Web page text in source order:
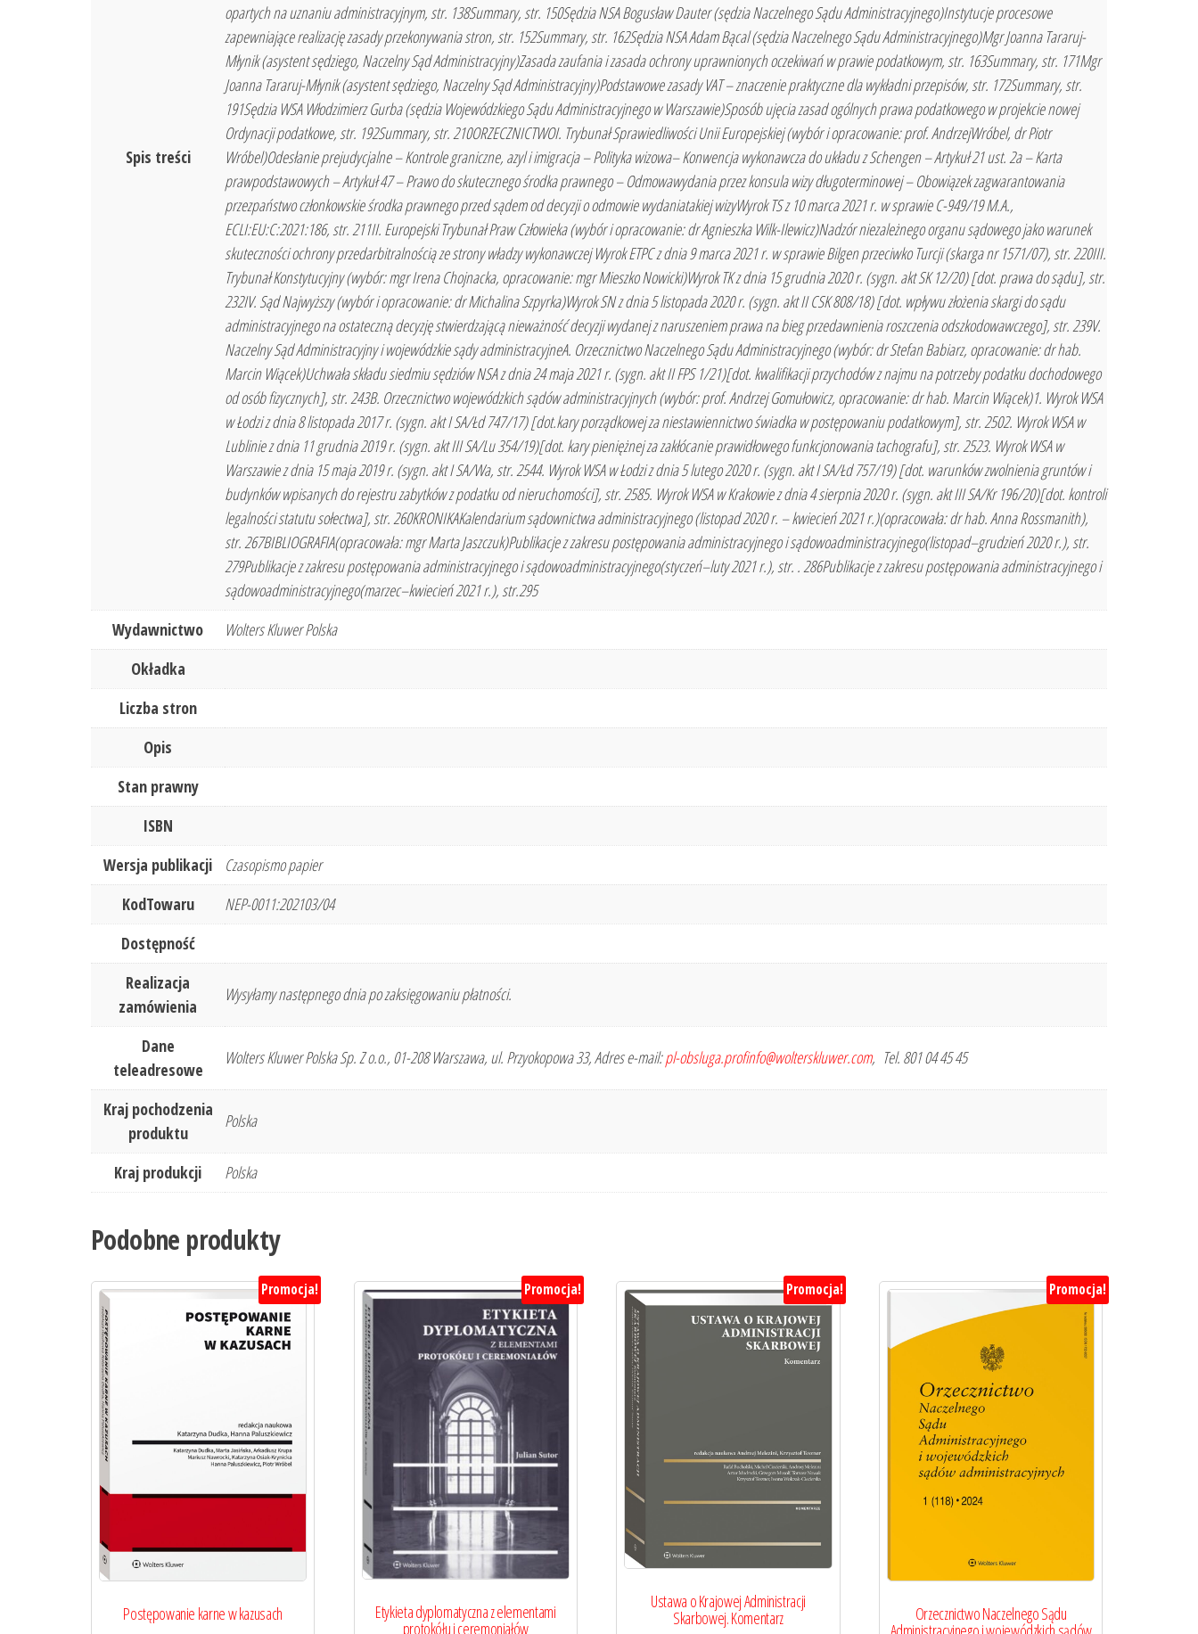
Spis treści
opartych na uznaniu administracyjnym, str. 138Summary, str. 150Sędzia NSA Bogusław Dauter (sędzia Naczelnego Sądu Administracyjnego)Instytucje procesowe
zapewniające realizację zasady przekonywania stron, str. 152Summary, str. 162Sędzia NSA Adam Bącal (sędzia Naczelnego Sądu Administracyjnego)Mgr Joanna Tararuj-
Młynik (asystent sędziego, Naczelny Sąd Administracyjny)Zasada zaufania i zasada ochrony uprawnionych oczekiwań w prawie podatkowym, str. 163Summary, str. 171Mgr
Joanna Tararuj-Młynik (asystent sędziego, Naczelny Sąd Administracyjny)Podstawowe zasady VAT – znaczenie praktyczne dla wykładni przepisów, str. 172Summary, str.
191Sędzia WSA Włodzimierz Gurba (sędzia Wojewódzkiego Sądu Administracyjnego w Warszawie)Sposób ujęcia zasad ogólnych prawa podatkowego w projekcie nowej
Ordynacji podatkowe, str. 192Summary, str. 210ORZECZNICTWOI. Trybunał Sprawiedliwości Unii Europejskiej (wybór i opracowanie: prof. AndrzejWróbel, dr Piotr
Wróbel)Odesłanie prejudycjalne – Kontrole graniczne, azyl i imigracja – Polityka wizowa– Konwencja wykonawcza do układu z Schengen – Artykuł 21 ust. 2a – Karta
prawpodstawowych – Artykuł 47 – Prawo do skutecznego środka prawnego – Odmowawydania przez konsula wizy długoterminowej – Obowiązek zagwarantowania
przezpaństwo członkowskie środka prawnego przed sądem od decyzji o odmowie wydaniatakiej wizyWyrok TS z 10 marca 2021 r. w sprawie C-949/19 M.A.,
ECLI:EU:C:2021:186, str. 211II. Europejski Trybunał Praw Człowieka (wybór i opracowanie: dr Agnieszka Wilk-Ilewicz)Nadzór niezależnego organu sądowego jako warunek
skuteczności ochrony przedarbitralnością ze strony władzy wykonawczej Wyrok ETPC z dnia 9 marca 2021 r. w sprawie Bilgen przeciwko Turcji (skarga nr 1571/07), str. 220III.
Trybunał Konstytucyjny (wybór: mgr Irena Chojnacka, opracowanie: mgr Mieszko Nowicki)Wyrok TK z dnia 15 grudnia 2020 r. (sygn. akt SK 12/20) [dot. prawa do sądu], str.
232IV. Sąd Najwyższy (wybór i opracowanie: dr Michalina Szpyrka)Wyrok SN z dnia 5 listopada 2020 r. (sygn. akt II CSK 808/18) [dot. wpływu złożenia skargi do sądu
administracyjnego na ostateczną decyzję stwierdzającą nieważność decyzji wydanej z naruszeniem prawa na bieg przedawnienia roszczenia odszkodowawczego], str. 239V.
Naczelny Sąd Administracyjny i wojewódzkie sądy administracyjneA. Orzecznictwo Naczelnego Sądu Administracyjnego (wybór: dr Stefan Babiarz, opracowanie: dr hab.
Marcin Wiącek)Uchwała składu siedmiu sędziów NSA z dnia 24 maja 2021 r. (sygn. akt II FPS 1/21)[dot. kwalifikacji przychodów z najmu na potrzeby podatku dochodowego
od osób fizycznych], str. 243B. Orzecznictwo wojewódzkich sądów administracyjnych (wybór: prof. Andrzej Gomułowicz, opracowanie: dr hab. Marcin Wiącek)1. Wyrok WSA
w Łodzi z dnia 8 listopada 2017 r. (sygn. akt I SA/Łd 747/17) [dot.kary porządkowej za niestawiennictwo świadka w postępowaniu podatkowym], str. 2502. Wyrok WSA w
Lublinie z dnia 11 grudnia 2019 r. (sygn. akt III SA/Lu 354/19)[dot. kary pieniężnej za zakłócanie prawidłowego funkcjonowania tachografu], str. 2523. Wyrok WSA w
Warszawie z dnia 15 maja 2019 r. (sygn. akt I SA/Wa, str. 2544. Wyrok WSA w Łodzi z dnia 5 lutego 2020 r. (sygn. akt I SA/Łd 757/19) [dot. warunków zwolnienia gruntów i
budynków wpisanych do rejestru zabytków z podatku od nieruchomości], str. 2585. Wyrok WSA w Krakowie z dnia 4 sierpnia 2020 r. (sygn. akt III SA/Kr 196/20)[dot. kontroli
legalności statutu sołectwa], str. 260KRONIKAKalendarium sądownictwa administracyjnego (listopad 2020 r. – kwiecień 2021 r.)(opracowała: dr hab. Anna Rossmanith),
str. 267BIBLIOGRAFIA(opracowała: mgr Marta Jaszczuk)Publikacje z zakresu postępowania administracyjnego i sądowoadministracyjnego(listopad–grudzień 2020 r.), str.
279Publikacje z zakresu postępowania administracyjnego i sądowoadministracyjnego(styczeń–luty 2021 r.), str. . 286Publikacje z zakresu postępowania administracyjnego i
sądowoadministracyjnego(marzec–kwiecień 2021 r.), str.295
Wydawnictwo
Wolters Kluwer Polska
Okładka
Liczba stron
Opis
Stan prawny
ISBN
Wersja publikacji
Czasopismo papier
KodTowaru
NEP-0011:202103/04
Dostępność
Realizacja
zamówienia
Wysyłamy następnego dnia po zaksięgowaniu płatności.
Dane
teleadresowe
Wolters Kluwer Polska Sp. Z o.o., 01-208 Warszawa, ul. Przyokopowa 33, Adres e-mail:pl-obsluga.profinfo@wolterskluwer.com, Tel. 801 04 45 45
Kraj pochodzenia
produktu
Polska
Kraj produkcji Polska
Podobne produkty
Promocja!
Postępowanie karne w kazusach
Promocja!
Etykieta dyplomatyczna z elementami
protokółu i ceremoniałów
Promocja!
Ustawa o Krajowej Administracji
Skarbowej. Komentarz
Promocja!
Orzecznictwo Naczelnego Sądu